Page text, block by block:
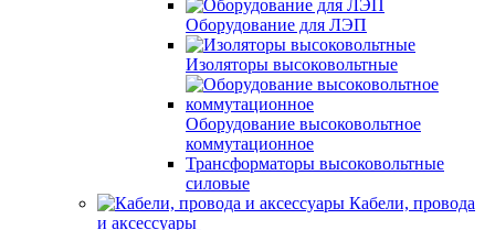
Оборудование для ЛЭП
Изоляторы высоковольтные
Оборудование высоковольтное
коммутационное
Трансформаторы высоковольтные
силовые
Кабели, провода
и аксессуары